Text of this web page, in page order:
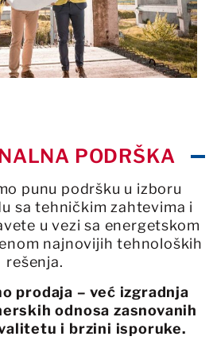
PODRŠKA
punu podršku u izboru
sa tehničkim zahtevima i
u vezi sa energetskom
najnovijih tehnoloških
rešenja.
prodaja – već izgradnja
odnosa zasnovanih
i brzini isporuke.